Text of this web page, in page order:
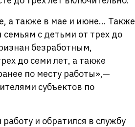
а также в мае и июне... Также
с детьми от трех до
безработным,
до семи лет, а также
по месту работы»,—
субъектов по
и обратился в службу